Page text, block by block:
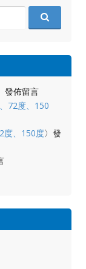
發佈留言
72度、150
度、150度〉發